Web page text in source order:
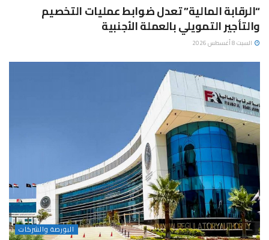
“الرقابة المالية” تعدل ضوابط عمليات التخصيم
والتأجير التمويلي بالعملة الأجنبية
السبت 8 أغسطس 2026
البورصة والشركات